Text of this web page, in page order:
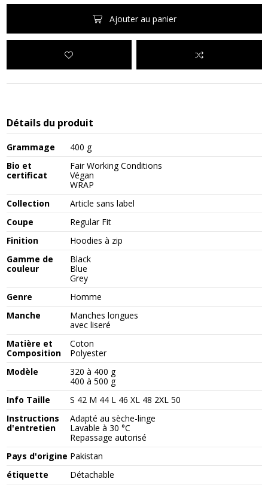
Ajouter au panier
Détails du produit
Grammage
400 g
Bio et
certificat
Fair Working Conditions
Végan
WRAP
Collection
Article sans label
Coupe
Regular Fit
Finition
Hoodies à zip
Gamme de
couleur
Black
Blue
Grey
Genre
Homme
Manche
Manches longues
avec liseré
Matière et
Composition
Coton
Polyester
Modèle
320 à 400 g
400 à 500 g
Info Taille
S 42 M 44 L 46 XL 48 2XL 50
Instructions
d'entretien
Adapté au sèche-linge
Lavable à 30 °C
Repassage autorisé
Pays d'origine Pakistan
étiquette
Détachable